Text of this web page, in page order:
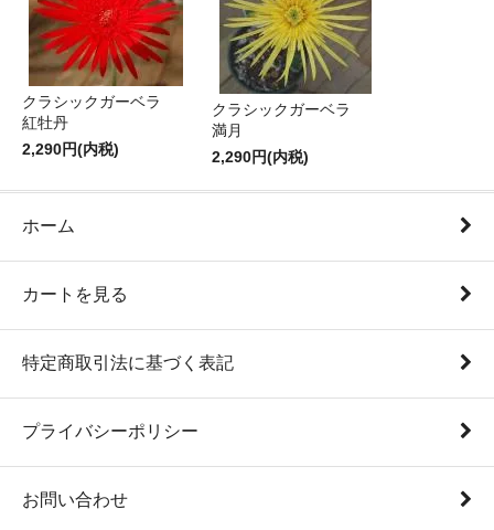
クラシックガーベラ
紅牡丹
2,290円(内税)
クラシックガーベラ
満月
2,290円(内税)
ホーム
カートを見る
特定商取引法に基づく表記
プライバシーポリシー
お問い合わせ